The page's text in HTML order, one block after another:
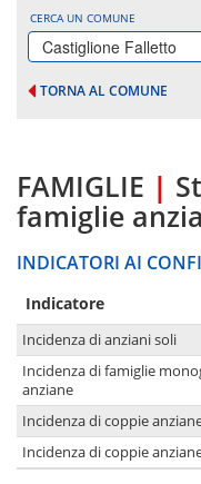
CERCA UN COMUNE
Castiglione Falletto
TORNA AL COMUNE
FAMIGLIE |
famiglie
INDICATORI AI
Indicatore
Incidenza di anziani soli
Incidenza di famiglie
anziane
Incidenza di coppie
Incidenza di coppie